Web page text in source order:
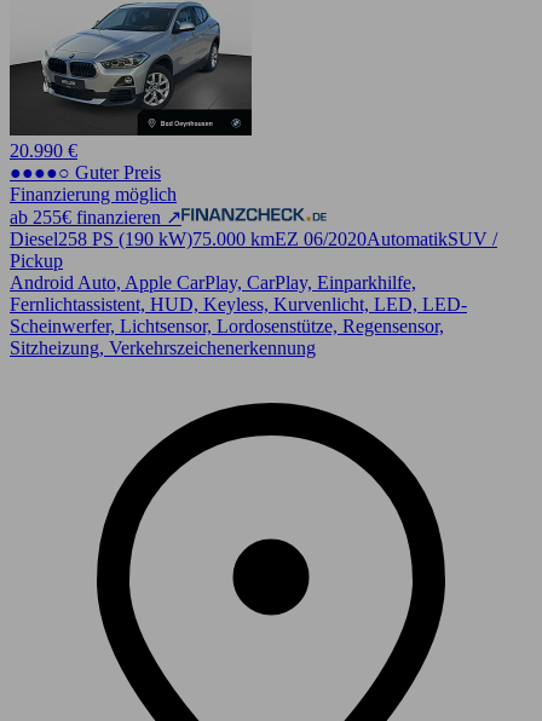
20.990 €
●●●●○ Guter Preis
Finanzierung möglich
ab 255€ finanzieren ↗
Diesel258 PS (190 kW)75.000 kmEZ 06/2020AutomatikSUV /
Pickup
Android Auto, Apple CarPlay, CarPlay, Einparkhilfe,
Fernlichtassistent, HUD, Keyless, Kurvenlicht, LED, LED-
Scheinwerfer, Lichtsensor, Lordosenstütze, Regensensor,
Sitzheizung, Verkehrszeichenerkennung